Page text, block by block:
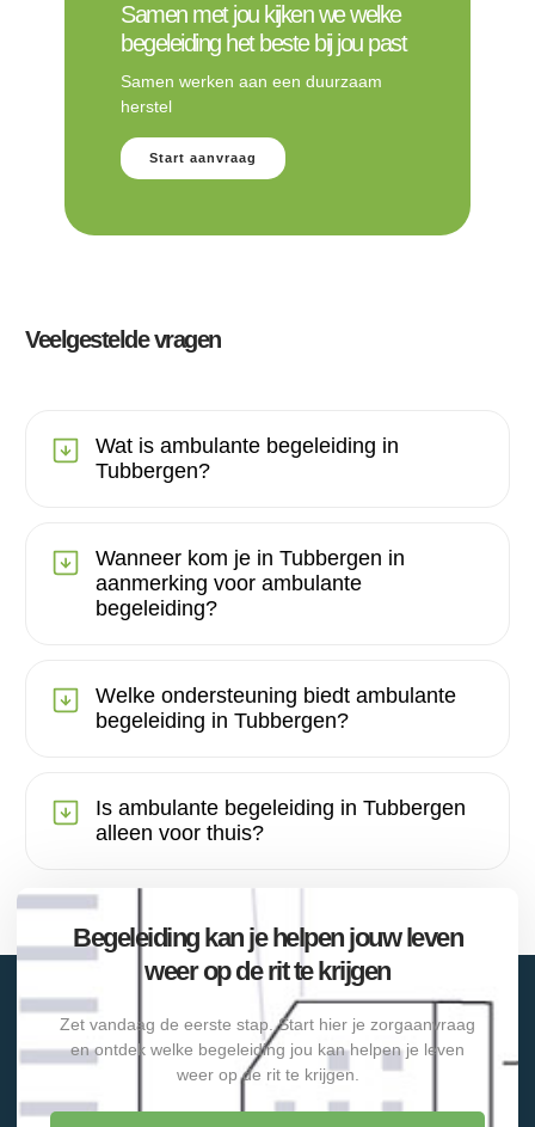
Samen met jou kijken we welke
begeleiding het beste bij jou past
Samen werken aan een duurzaam
herstel
Start aanvraag
Veelgestelde vragen
Wat is ambulante begeleiding in
Tubbergen?
Wanneer kom je in Tubbergen in
aanmerking voor ambulante
begeleiding?
Welke ondersteuning biedt ambulante
begeleiding in Tubbergen?
Is ambulante begeleiding in Tubbergen
alleen voor thuis?
Begeleiding kan je helpen jouw leven
weer op de rit te krijgen
Zet vandaag de eerste stap. Start hier je zorgaanvraag
en ontdek welke begeleiding jou kan helpen je leven
weer op de rit te krijgen.